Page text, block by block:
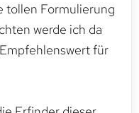
tollen Formulierung
werde ich da
für